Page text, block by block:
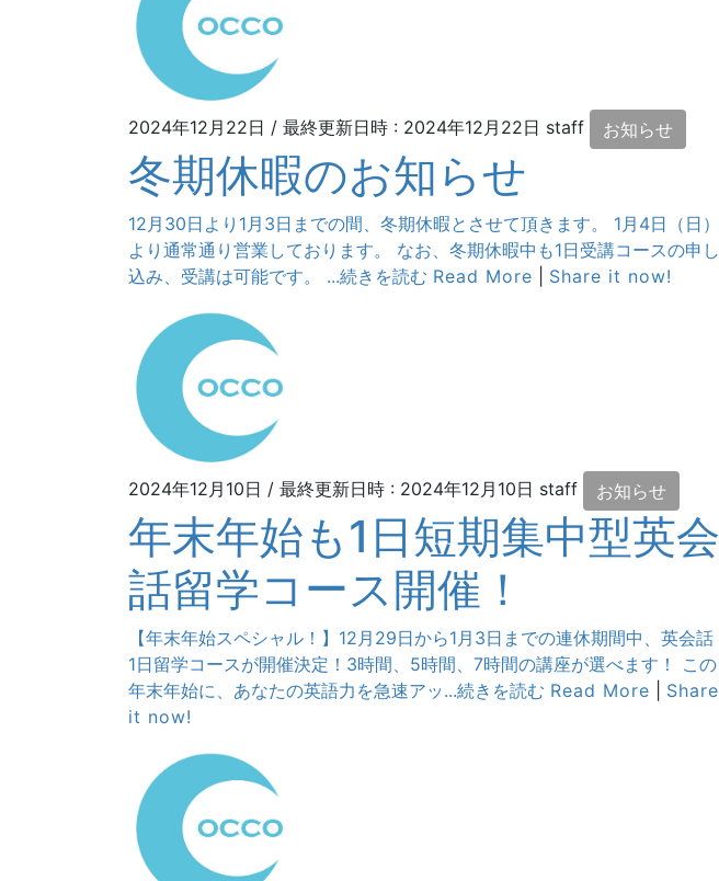
2024年12月22日 / 最終更新日時 : 2024年12月22日 staff お知らせ
冬期休暇のお知らせ
12月30日より1月3日までの間、冬期休暇とさせて頂きます。 1月4日（日）
より通常通り営業しております。 なお、冬期休暇中も1日受講コースの申し
込み、受講は可能です。 ...続きを読む Read More Share it now!
2024年12月10日 / 最終更新日時 : 2024年12月10日 staff お知らせ
年末年始も1日短期集中型英会
話留学コース開催！
【年末年始スペシャル！】12月29日から1月3日までの連休期間中、英会話
1日留学コースが開催決定！3時間、5時間、7時間の講座が選べます！ この
年末年始に、あなたの英語力を急速アッ...続きを読む Read More
Share
it now!